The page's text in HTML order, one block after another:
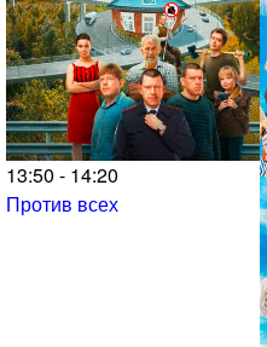
13:50 - 14:20
Против всех